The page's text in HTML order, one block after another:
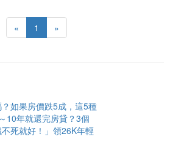
« 1 »
如果房價跌5成，這5種
10年就還完房貸？3個
不死就好！」領26K年輕